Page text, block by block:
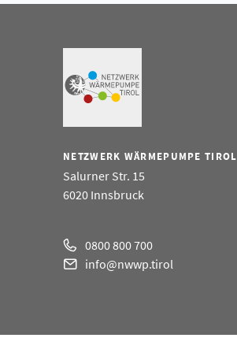
NETZWERK WÄRMEPUMPE TIROL
Salurner Str. 15
6020 Innsbruck
0800 800 700
info@nwwp.tirol